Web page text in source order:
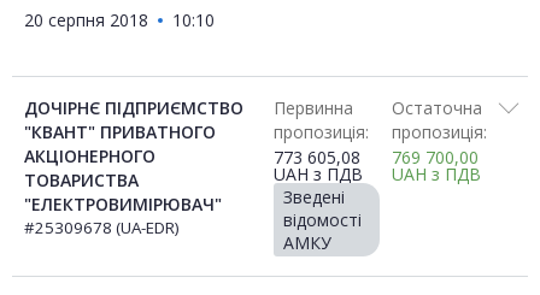
20 серпня 2018
10:10
ДОЧІРНЄ ПІДПРИЄМСТВО
"КВАНТ" ПРИВАТНОГО
АКЦІОНЕРНОГО
ТОВАРИСТВА
"ЕЛЕКТРОВИМІРЮВАЧ"
#25309678 (UA-EDR)
Первинна
пропозиція:
773 605,08
UAH з ПДВ
Зведені
відомості
АМКУ
Остаточна
пропозиція:
769 700,00
UAH з ПДВ